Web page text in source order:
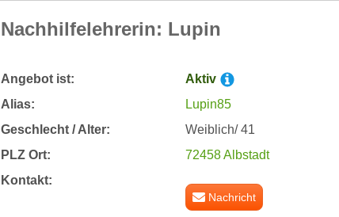
Nachhilfelehrerin: Lupin
Angebot ist:
Aktiv
Alias:
Lupin85
Geschlecht / Alter:
Weiblich/ 41
PLZ Ort:
72458 Albstadt
Kontakt:
Nachricht